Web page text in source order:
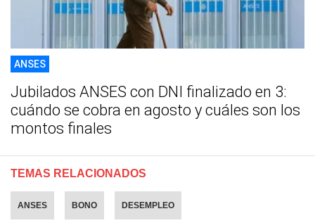
ANSES
Jubilados ANSES con DNI finalizado en 3:
cuándo se cobra en agosto y cuáles son los
montos finales
TEMAS RELACIONADOS
ANSES BONO DESEMPLEO